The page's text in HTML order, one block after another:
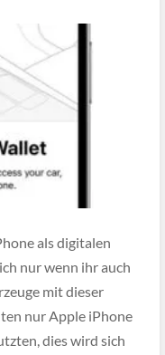
als digitalen
nur wenn ihr auch
mit dieser
nur Apple iPhone
dies wird sich